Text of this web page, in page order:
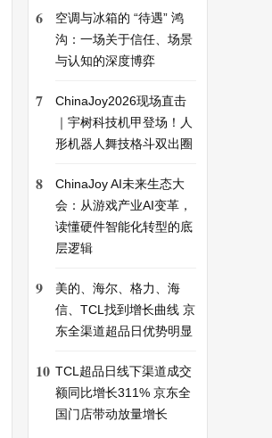
6
空调与冰箱的 “待遇” 鸿
沟：一场关于信任、场景
与认知的深度博弈
7
ChinaJoy2026现场直击
｜宇树科技机甲登场！人
形机器人舞技格斗双出圈
8
ChinaJoy AI未来生态大
会：从游戏产业AI变革，
读懂硬件智能化转型的底
层逻辑
9
美的、海尔、格力、海
信、TCL找到增长曲线 京
东全渠道超品日优势明显
10 TCL超品日线下渠道成交
额同比增长311% 京东全
国门店带动放量增长